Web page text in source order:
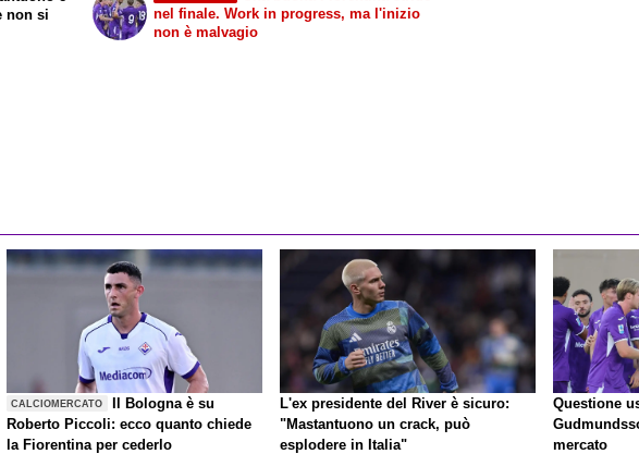
non si
nel finale. Work in progress, ma l'inizio
non è malvagio
CALCIOMERCATO
Il Bologna è su
Roberto Piccoli: ecco quanto chiede
la Fiorentina per cederlo
L'ex presidente del River è sicuro:
"Mastantuono un crack, può
esplodere in Italia"
Questione
mercato